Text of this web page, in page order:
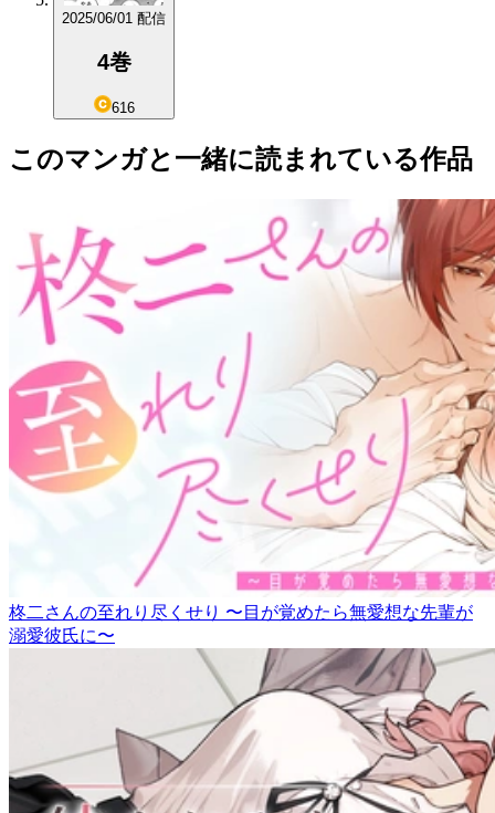
2025/06/01 配信
4巻
616
このマンガと一緒に読まれている作品
柊二さんの至れり尽くせり 〜目が覚めたら無愛想な先輩が
溺愛彼氏に〜